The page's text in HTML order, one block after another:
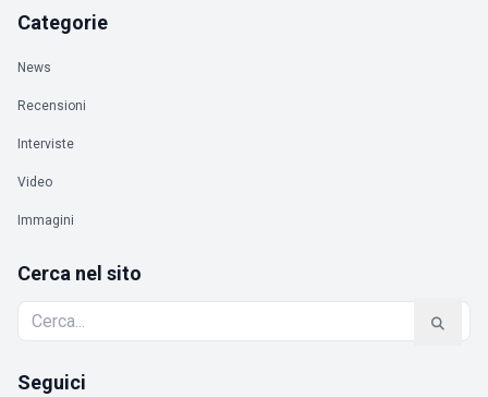
Categorie
News
Recensioni
Interviste
Video
Immagini
Cerca nel sito
Seguici